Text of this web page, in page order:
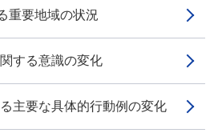
重要地域の状況
する意識の変化
主要な具体的行動例の変化